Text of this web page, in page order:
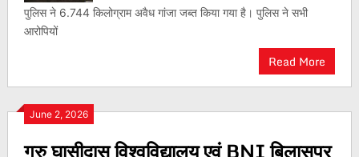
पुलिस ने 6.744 किलोग्राम अवैध गांजा जब्त किया गया है। पुलिस ने सभी
आरोपियों
Read More
June 2, 2026